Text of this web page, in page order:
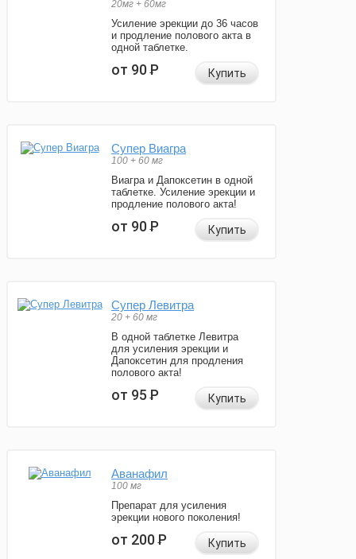
20мг + 60мг
Усиление эрекции до 36 часов
и продление полового акта в
одной таблетке.
от 90Р Купить
Супер Виагра
100 + 60 мг
Виагра и Дапоксетин в одной
таблетке. Усиление эрекции и
продление полового акта!
от 90Р Купить
Супер Левитра
20 + 60 мг
В одной таблетке Левитра
для усиления эрекции и
Дапоксетин для продления
полового акта!
от 95Р Купить
Аванафил
100 мг
Препарат для усиления
эрекции нового поколения!
от 200Р Купить